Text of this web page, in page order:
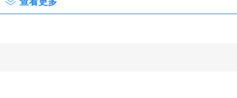
层改进，更快地启动、更快地加载，更多方式提升续